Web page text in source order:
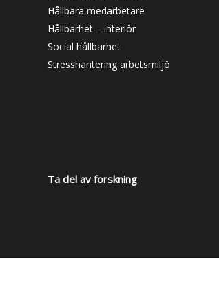
Hållbara medarbetare
Hållbarhet – interiör
Social hållbarhet
Stresshantering arbetsmiljö
Ta del av forskning